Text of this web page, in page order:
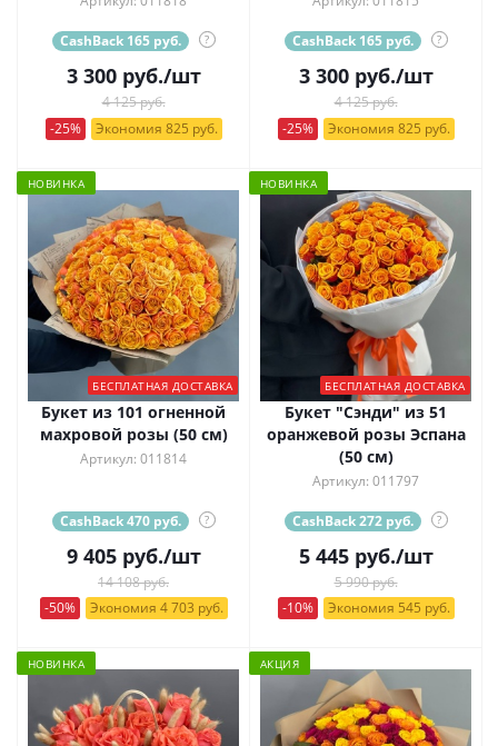
CashBack 165 руб. ?
3 300руб./шт
4 125 руб.
-25%
Экономия 825 руб.
CashBack 165 руб. ?
3 300руб./шт
4 125 руб.
-25%
Экономия 825 руб.
НОВИНКА
БЕСПЛАТНАЯ ДОСТАВКА
Букет из 101 огненной
махровой розы (50 см)
Артикул: 011814
CashBack 470 руб. ?
9 405руб./шт
14 108 руб.
-50%
Экономия 4 703 руб.
НОВИНКА
БЕСПЛАТНАЯ ДОСТАВКА
Букет "Сэнди" из 51
оранжевой розы Эспана
(50 см)
Артикул: 011797
CashBack 272 руб. ?
5 445руб./шт
5 990 руб.
-10%
Экономия 545 руб.
НОВИНКА АКЦИЯ